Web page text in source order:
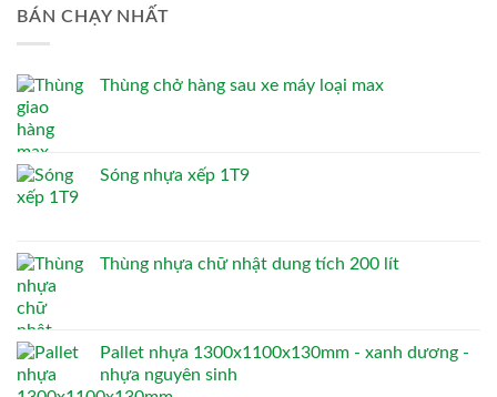
BÁN CHẠY NHẤT
Thùng chở hàng sau xe máy loại max
Sóng nhựa xếp 1T9
Thùng nhựa chữ nhật dung tích 200 lít
Pallet nhựa 1300x1100x130mm - xanh dương -
nhựa nguyên sinh